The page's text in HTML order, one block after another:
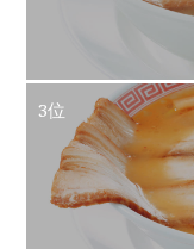
3位